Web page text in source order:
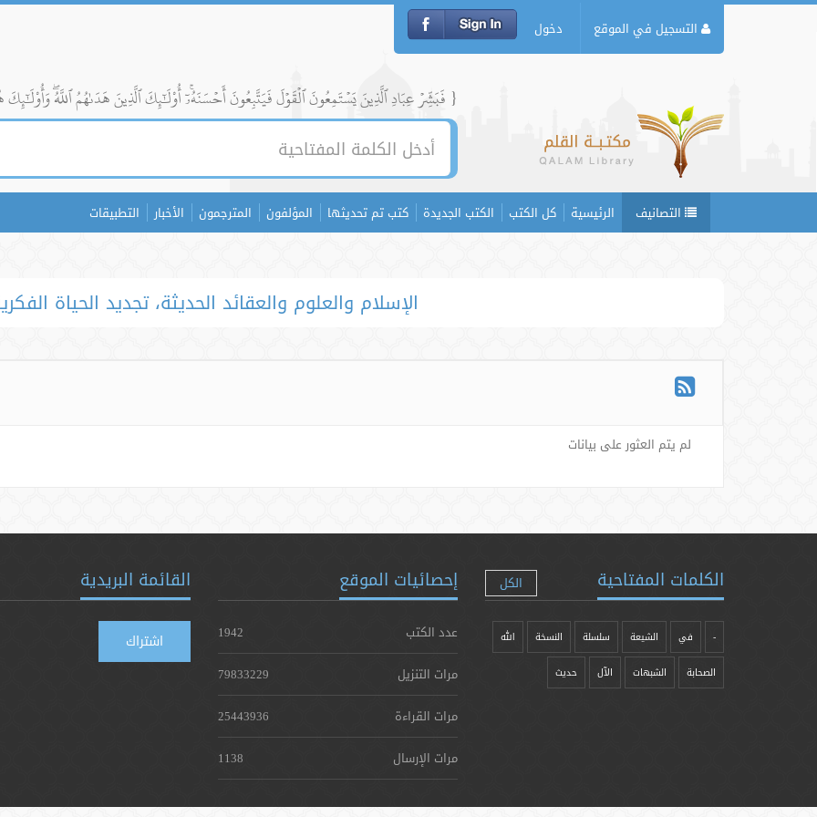
التسجيل في الموقع دخول
{ فَبَشِّرۡ عِبَادِ ٱلَّذِينَ يَسۡتَمِعُونَ ٱلۡقَوۡلَ فَيَتَّبِعُونَ أَحۡسَنَهُۥٓۚ أُوْلَٰٓئِكَ ٱلَّذِينَ هَدَىٰهُمُ ٱللَّهُۖ وَأُوْلَٰٓئِكَ
التصانيف الرئيسية كل الكتب الكتب الجديدة كتب تم تحديثها المؤلفون المترجمون الأخبار التطبيقات
الإسلام والعلوم والعقائد الحديثة، تجديد الحياة
لم يتم العثور على بيانات
الكلمات المفتاحية الكل
- في الشيعة سلسلة النسخة الله
الصحابة الشبهات الآل حدیث
إحصائيات الموقع
عدد الكتب
1942
مرات التنزيل
79833229
مرات القراءة
25443936
مرات الإرسال
1138
القائمة البريدية
اشتراك